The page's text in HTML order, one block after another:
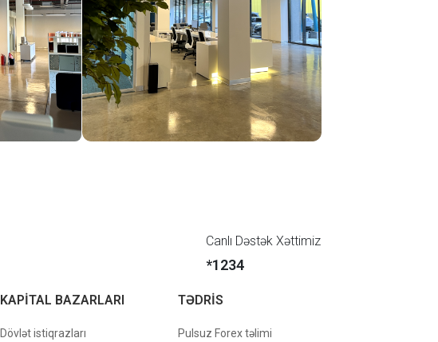
Canlı Dəstək Xəttimiz
*1234
KAPİTAL BAZARLARI
Dövlət istiqrazları
TƏDRİS
Pulsuz Forex təlimi